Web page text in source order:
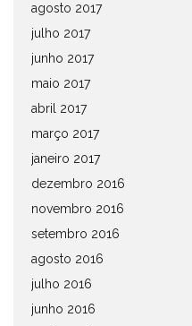
agosto 2017
julho 2017
junho 2017
maio 2017
abril 2017
março 2017
janeiro 2017
dezembro 2016
novembro 2016
setembro 2016
agosto 2016
julho 2016
junho 2016